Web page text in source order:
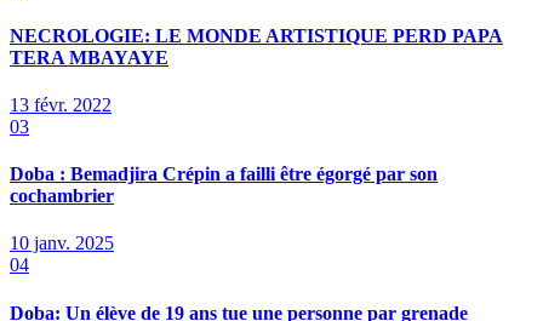
NECROLOGIE: LE MONDE ARTISTIQUE PERD PAPA
TERA MBAYAYE
13 févr. 2022
03
Doba : Bemadjira Crépin a failli être égorgé par son
cochambrier
10 janv. 2025
04
Doba: Un élève de 19 ans tue une personne par grenade